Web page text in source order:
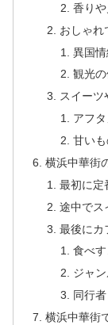
香り
おしゃれ
異国
観光
スイーツ
アフ
甘い
横浜中華街
最初に定
途中でス
最後にカ
食べ
ジャ
同行
横浜中華街